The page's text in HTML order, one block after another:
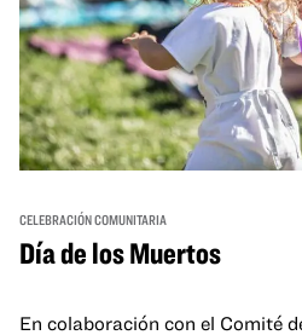
CELEBRACIÓN COMUNITARIA
Día de los Muertos
En colaboración con el Comité